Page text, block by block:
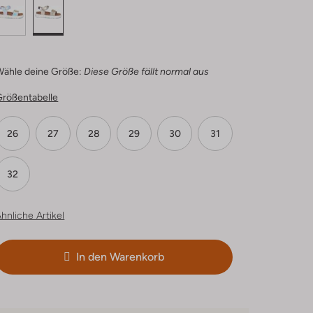
deine Größe: Diese Größe fällt normal aus
26 27 28 29 30 31
32
Artikel
In den Warenkorb